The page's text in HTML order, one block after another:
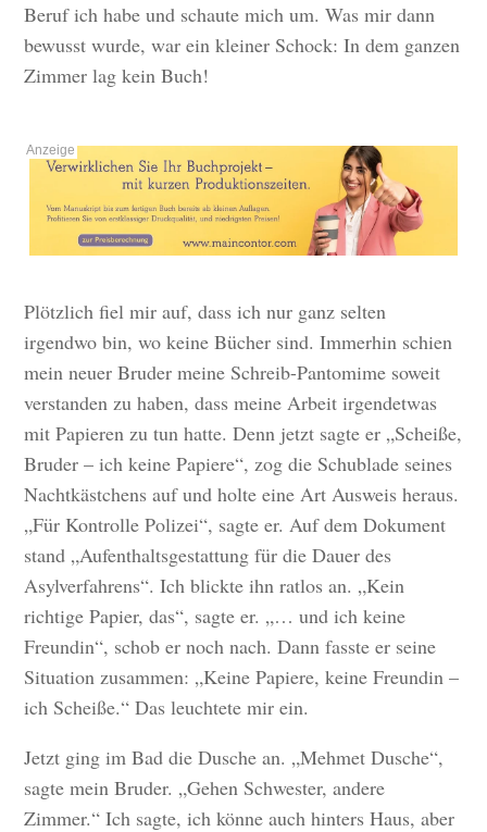
Beruf ich habe und schaute mich um. Was mir dann
bewusst wurde, war ein kleiner Schock: In dem ganzen
Zimmer lag kein Buch!
Plötzlich fiel mir auf, dass ich nur ganz selten
irgendwo bin, wo keine Bücher sind. Immerhin schien
mein neuer Bruder meine Schreib-Pantomime soweit
verstanden zu haben, dass meine Arbeit irgendetwas
mit Papieren zu tun hatte. Denn jetzt sagte er „Scheiße,
Bruder – ich keine Papiere“, zog die Schublade seines
Nachtkästchens auf und holte eine Art Ausweis heraus.
„Für Kontrolle Polizei“, sagte er. Auf dem Dokument
stand „Aufenthaltsgestattung für die Dauer des
Asylverfahrens“. Ich blickte ihn ratlos an. „Kein
richtige Papier, das“, sagte er. „… und ich keine
Freundin“, schob er noch nach. Dann fasste er seine
Situation zusammen: „Keine Papiere, keine Freundin –
ich Scheiße.“ Das leuchtete mir ein.
Jetzt ging im Bad die Dusche an. „Mehmet Dusche“,
sagte mein Bruder. „Gehen Schwester, andere
Zimmer.“ Ich sagte, ich könne auch hinters Haus, aber